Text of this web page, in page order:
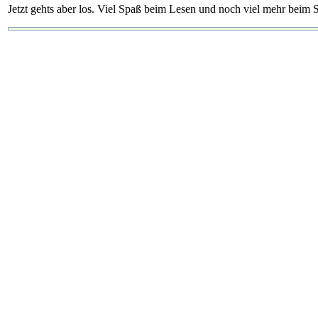
Jetzt gehts aber los. Viel Spaß beim Lesen und noch viel mehr beim